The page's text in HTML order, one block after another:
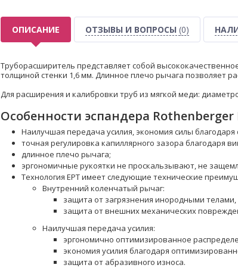
ОПИСАНИЕ ОТЗЫВЫ И ВОПРОСЫ (0)
Труборасширитель представляет собой
толщиной стенки 1,6 мм. Длинное плечо рычага позволяет
Для расширения и калибровки труб из мягкой меди:
Особенности эспандера Rothenberger
Наилучшая передача усилия, экономия силы
точная регулировка капиллярного зазора благодаря
длинное плечо рычага;
эргономичные рукоятки не проскальзывают, не
Технология ЕPT имеет следующие технические
Внутренний коленчатый рычаг:
защита от загрязнения инородными телами,
защита от внешних механических
Наилучшая передача усилия:
эргономично оптимизированное
экономия усилия благодаря
защита от абразивного износа.